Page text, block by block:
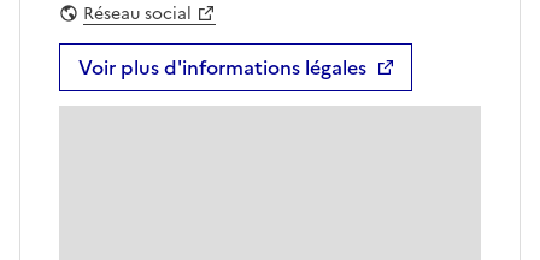
Réseau social
Voir plus d'informations légales